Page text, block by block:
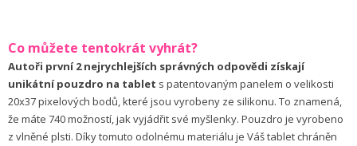
Co můžete tentokrát vyhrát?
Autoři první 2 nejrychlejších správných odpovědi získají
unikátní pouzdro na tablet s patentovaným panelem o velikosti
20x37 pixelových bodů, které jsou vyrobeny ze silikonu. To znamená,
že máte 740 možností, jak vyjádřit své myšlenky. Pouzdro je vyrobeno
z vlněné plsti. Díky tomuto odolnému materiálu je Váš tablet chráněn